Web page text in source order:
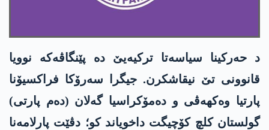
د حەرکینا سیاسەتا ترکیەیێ دە پێنگاڤەکە نوویا
قانوونی تێ نیقاشکرن. جیگرا سەرۆکا فراکسیۆنا
پارتیا وەکھەڤی و دەمۆکراسیا گەلان (دەم پارتی)
گولستان کلچ کۆچیگت داخویاند کو؛ دڤێت پارلامەنا